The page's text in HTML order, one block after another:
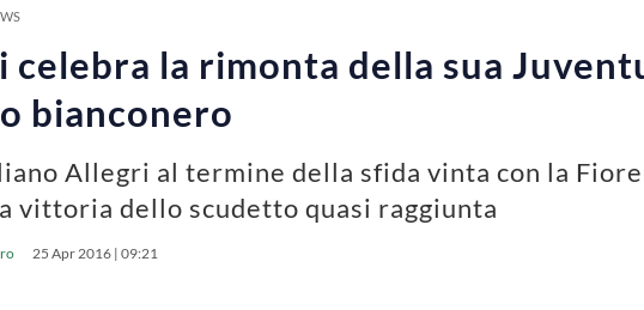
celebra la rimonta della sua
bianconero
Allegri al termine della sfida vinta con la
vittoria dello scudetto quasi raggiunta
25 Apr 2016 | 09:21